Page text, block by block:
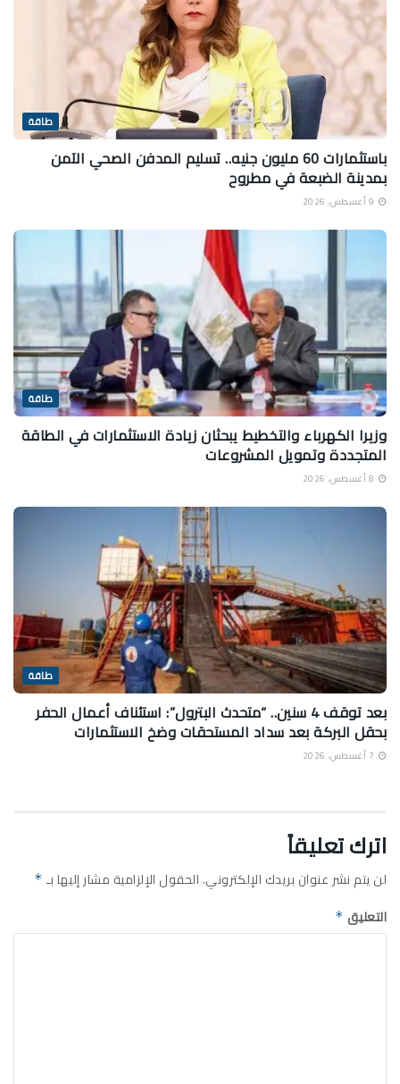
طاقة
باستثمارات 60 مليون جنيه.. تسليم المدفن الصحي الآمن
بمدينة الضبعة في مطروح
طاقة
وزيرا الكهرباء والتخطيط يبحثان زيادة الاستثمارات في الطاقة
المتجددة وتمويل المشروعات
طاقة
بعد توقف 4 سنين.. “متحدث البترول”: استئناف أعمال الحفر
بحقل البركة بعد سداد المستحقات وضخ الاستثمارات
اترك تعليقاً
لن يتم نشر عنوان بريدك الإلكتروني.الحقول الإلزامية مشار إليها بـ *
التعليق *